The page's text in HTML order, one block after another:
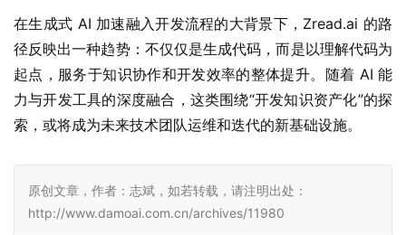
在生成式 AI 加速融入开发流程的大背景下，Zread.ai 的路
径反映出一种趋势：不仅仅是生成代码，而是以理解代码为
起点，服务于知识协作和开发效率的整体提升。随着 AI 能
力与开发工具的深度融合，这类围绕“开发知识资产化”的探
索，或将成为未来技术团队运维和迭代的新基础设施。
原创文章，作者：志斌，如若转载，请注明出处：
http://www.damoai.com.cn/archives/11980